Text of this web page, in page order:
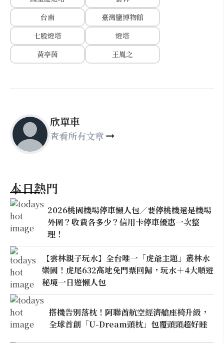
台南
臺灣鹽博物館
七股燈塔
燈塔
黃亭茵
王胤之
欣單車
查看所有文章
本日熱門
2026桃園機場停車懶人包／要停桃機還是機場
外圍？收費各多少？信用卡停車優惠一次整
理！
【雲林親子玩水】全台唯一「虎爺主題」叢林水
樂園！虎尾632高地免門票回歸，玩水＋4大順遊
秘境一日遊懶人包
搭機告別落枕！阿聯酋航空經濟艙座椅升級，
全球首創「U-Dream頭枕」包覆頭頸超好睡